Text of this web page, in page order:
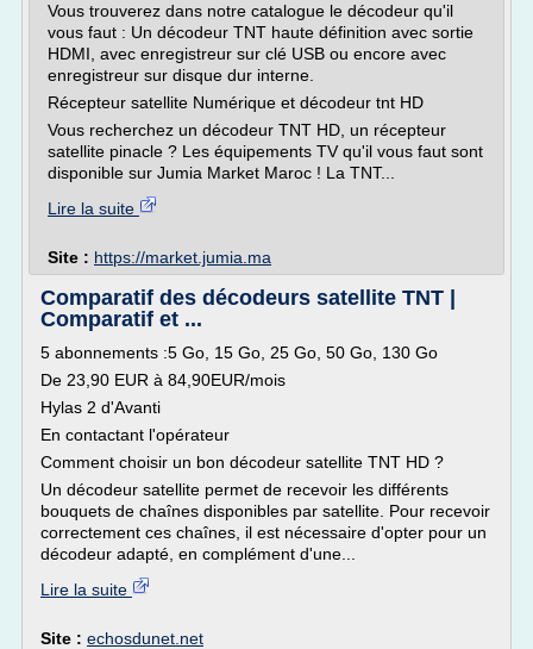
Vous trouverez dans notre catalogue le décodeur qu'il
vous faut : Un décodeur TNT haute définition avec sortie
HDMI, avec enregistreur sur clé USB ou encore avec
enregistreur sur disque dur interne.
Récepteur satellite Numérique et décodeur tnt HD
Vous recherchez un décodeur TNT HD, un récepteur
satellite pinacle ? Les équipements TV qu'il vous faut sont
disponible sur Jumia Market Maroc ! La TNT...
Lire la suite
Site : https://market.jumia.ma
Comparatif des décodeurs satellite TNT |
Comparatif et ...
5 abonnements :5 Go, 15 Go, 25 Go, 50 Go, 130 Go
De 23,90 EUR à 84,90EUR/mois
Hylas 2 d'Avanti
En contactant l'opérateur
Comment choisir un bon décodeur satellite TNT HD ?
Un décodeur satellite permet de recevoir les différents
bouquets de chaînes disponibles par satellite. Pour recevoir
correctement ces chaînes, il est nécessaire d'opter pour un
décodeur adapté, en complément d'une...
Lire la suite
Site : echosdunet.net